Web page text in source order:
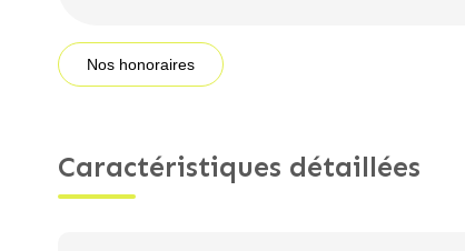
Nos honoraires
Caractéristiques détaillées